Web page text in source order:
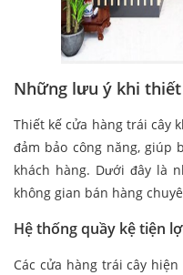
Những lưu ý khi
Thiết kế cửa hàng trái cây
đảm bảo công năng, giúp
khách hàng. Dưới đây là
không gian bán hàng
Hệ thống quầy kệ tiện
Các cửa hàng trái cây